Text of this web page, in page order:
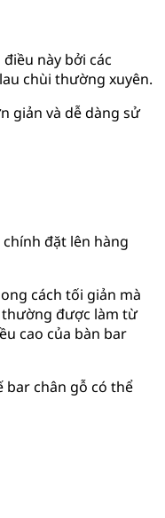
này bởi các
chùi thường xuyên.
giản và dễ dàng sử
đặt lên hàng
cách tối giản mà
thường được làm từ
cao của bàn bar
bar chân gỗ có thể